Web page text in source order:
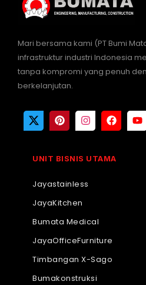
Mari bersama kami (PT Bumi
infrastruktur industri Indonesia
tanpa kompromi yang penuh
berkelanjutan.
UNIT BISNIS UTAMA
Jayastainless
JayaKitchen
Bumata Medical
JayaOfficeFurniture
Timbangan X-Sago
Bumakonstruksi